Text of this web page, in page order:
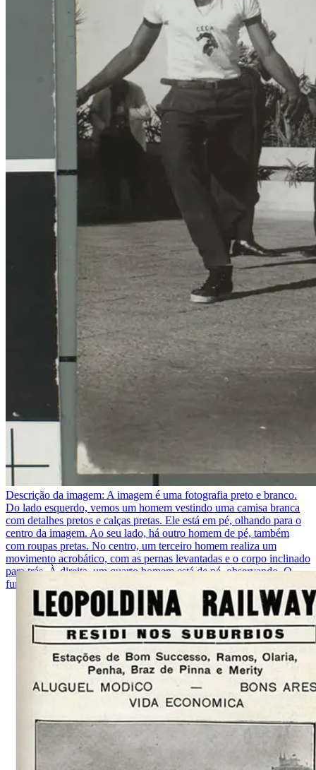
Descrição da imagem: A imagem é uma fotografia preto e branco.
Do lado esquerdo, vemos um homem vestindo uma camisa branca
com detalhes pretos e calças pretas. Ele está em pé, olhando para o
centro da imagem. Ao seu lado, há outro homem de pé, também
com roupas pretas. No centro, um terceiro homem realiza um
movimento acrobático, com as pernas levantadas e o corpo inclinado
para trás. À direita, um quarto homem está de pé, observando. O
fundo mostra uma cerca branca e algumas plantas verdes.